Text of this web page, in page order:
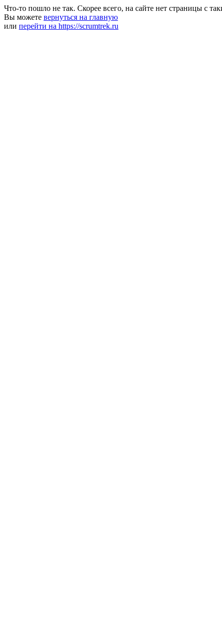
Что-то пошло не так. Скорее всего, на сайте нет страницы с
Вы можете вернуться на главную
или перейти на https://scrumtrek.ru